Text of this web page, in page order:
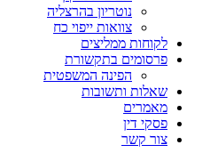
נוטריון בהרצליה
צוואות ייפוי כח
לקוחות ממליצים
פרסומים בתקשורת
הפינה המשפטית
שאלות ותשובות
מאמרים
פסקי דין
צור קשר